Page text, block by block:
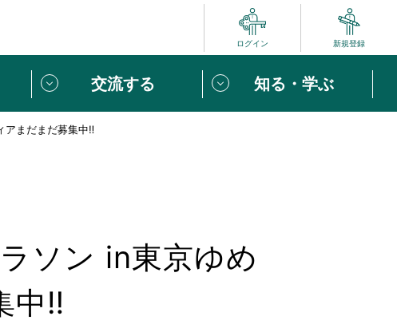
ログイン 新規登録
アはじめての方へ
たりなボランティアをチェック！
交流する 知る・学ぶ
はじめの一歩
アまだまだ募集中‼
ソン in東京ゆめ
中‼